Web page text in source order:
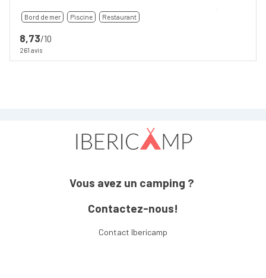
Bord de mer Piscine Restaurant
8,73/10
261 avis
Vous avez un camping ?
Contactez-nous!
Contact Ibericamp